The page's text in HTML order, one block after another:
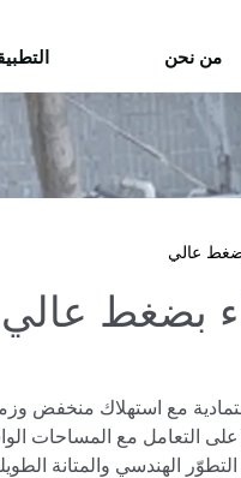
من نحن
بضغط عالي
بضغط عالي
مع استهلاك منخفض
التعامل مع المساحات
الهندسي والمتانة